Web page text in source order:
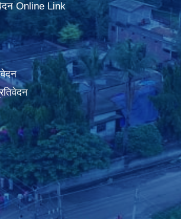
Online Link